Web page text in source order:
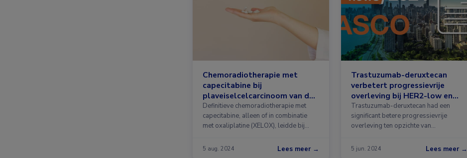
Chemoradiotherapie met
capecitabine bij
plaveiselcelcarcinoom van de
slokdarm?
Definitieve chemoradiotherapie met
capecitabine, alleen of in combinatie
met oxaliplatine (XELOX), leidde bij
5 aug. 2024 Lees meer →
Trastuzumab-deruxtecan
verbetert progressievrije
overleving bij HER2-low en
HER2-ultralow
gemetastaseerd
mammacarcinoom
Trastuzumab-deruxtecan had een
significant betere progressievrije
overleving ten opzichte van
5 jun. 2024 Lees meer →